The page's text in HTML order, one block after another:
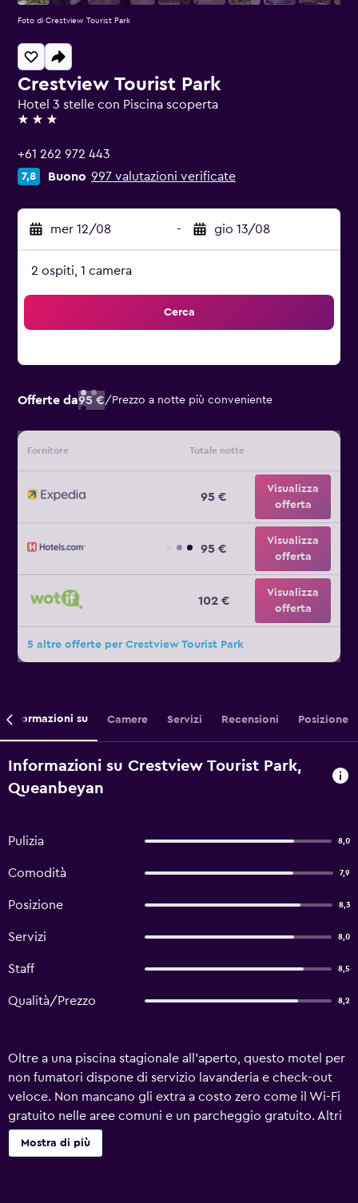
Crestview Tourist Park
Hotel 3 stelle con Piscina scoperta
3 stelle
+61 262 972 443
7,8 Buono 997 valutazioni verificate
mer 12/08 - gio 13/08
2 ospiti, 1 camera
Cerca
Offerte da95 €/ Prezzo a notte più conveniente
Fornitore Totale notte
95 €
Visualizza
offerta
95 €
Visualizza
offerta
102 €
Visualizza
offerta
5 altre offerte per Crestview Tourist Park
Foto di Crestview Tourist Park
Informazioni su Camere Servizi Recensioni Posizione
Informazioni su Crestview Tourist Park,
Queanbeyan
Pulizia 8,0
Comodità 7,9
Posizione 8,3
Servizi 8,0
Staff 8,5
Qualità/Prezzo 8,2
Oltre a una piscina stagionale all'aperto, questo motel per
non fumatori dispone di servizio lavanderia e check-out
veloce. Non mancano gli extra a costo zero come il Wi-Fi
gratuito nelle aree comuni e un parcheggio gratuito. Altri
servizi includono supporto per la prenotazione di
escursioni e biglietti, un giardino e area barbecue. Il
Mostra di più